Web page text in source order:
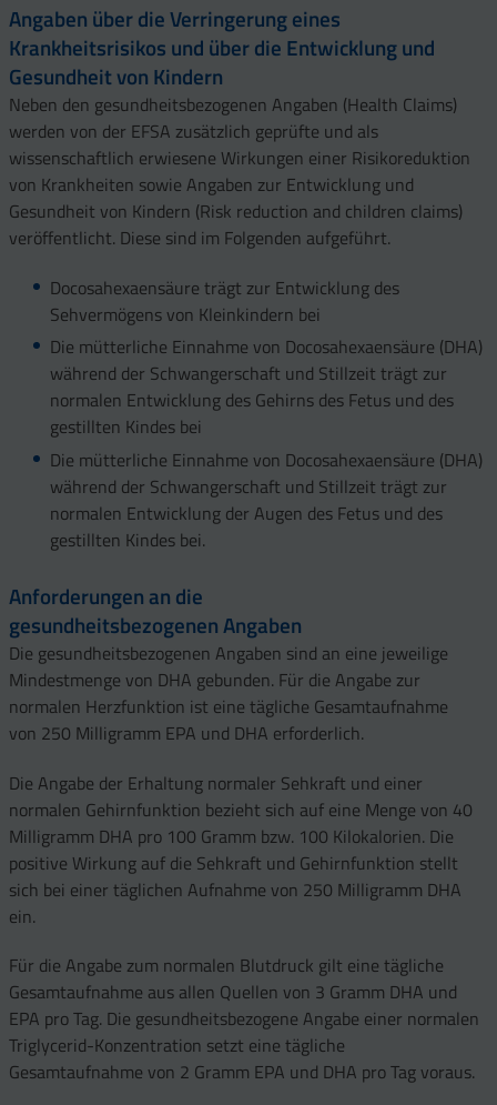
Angaben über die Verringerung eines
Krankheitsrisikos und über die Entwicklung und
Gesundheit von Kindern
Neben den gesundheitsbezogenen Angaben (Health Claims)
werden von der EFSA zusätzlich geprüfte und als
wissenschaftlich erwiesene Wirkungen einer Risikoreduktion
von Krankheiten sowie Angaben zur Entwicklung und
Gesundheit von Kindern (Risk reduction and children claims)
veröffentlicht. Diese sind im Folgenden aufgeführt.
Docosahexaensäure trägt zur Entwicklung des
Sehvermögens von Kleinkindern bei
Die mütterliche Einnahme von Docosahexaensäure (DHA)
während der Schwangerschaft und Stillzeit trägt zur
normalen Entwicklung des Gehirns des Fetus und des
gestillten Kindes bei
Die mütterliche Einnahme von Docosahexaensäure (DHA)
während der Schwangerschaft und Stillzeit trägt zur
normalen Entwicklung der Augen des Fetus und des
gestillten Kindes bei.
Anforderungen an die
gesundheitsbezogenen Angaben
Die gesundheitsbezogenen Angaben sind an eine jeweilige
Mindestmenge von DHA gebunden. Für die Angabe zur
normalen Herzfunktion ist eine tägliche Gesamtaufnahme
von 250 Milligramm EPA und DHA erforderlich.
Die Angabe der Erhaltung normaler Sehkraft und einer
normalen Gehirnfunktion bezieht sich auf eine Menge von 40
Milligramm DHA pro 100 Gramm bzw. 100 Kilokalorien. Die
positive Wirkung auf die Sehkraft und Gehirnfunktion stellt
sich bei einer täglichen Aufnahme von 250 Milligramm DHA
ein.
Für die Angabe zum normalen Blutdruck gilt eine tägliche
Gesamtaufnahme aus allen Quellen von 3 Gramm DHA und
EPA pro Tag. Die gesundheitsbezogene Angabe einer normalen
Triglycerid-Konzentration setzt eine tägliche
Gesamtaufnahme von 2 Gramm EPA und DHA pro Tag voraus.